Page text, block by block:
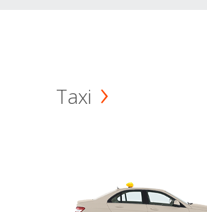
Taxi